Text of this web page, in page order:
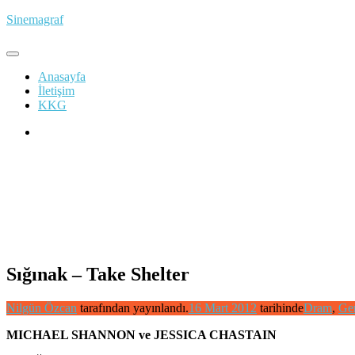
İçeriğe
Sinemagraf
Anasayfa
İletişim
KKG
Sığınak – Take Shelter
Nilgün Özcan tarafından yayınlandı.16 Mart 2012 tarihindeDram,
MICHAEL SHANNON ve JESSICA CHASTAIN